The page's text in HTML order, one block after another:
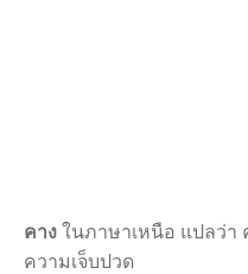
คาง ในภาษาเหนือ แปลว่า
ความเจ็บปวด